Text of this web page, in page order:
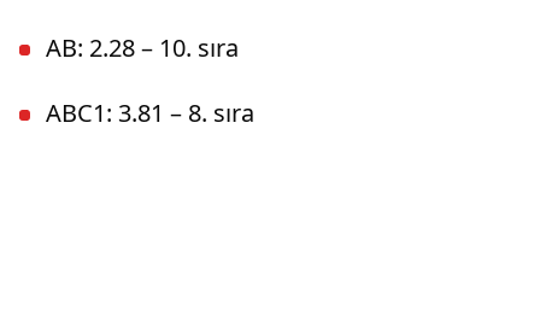
AB: 2.28 – 10. sıra
ABC1: 3.81 – 8. sıra